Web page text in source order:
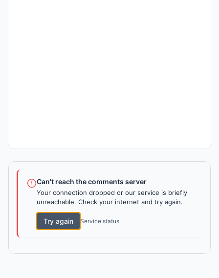
Can't reach the comments server
Your connection dropped or our service is briefly
unreachable. Check your internet and try again.
Try again Service status